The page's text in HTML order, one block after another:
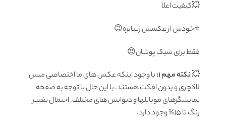
💥کیفیت اعلا
⭐️خودش از عکسش زیباتره😉
فقط برای شیک پوشان😍
💥نکته مهم 1: با وجود اینکه عکس های ما اختصاصی میس
لاکچری و بدون افکت هستند. با این حال با توجه به صفحه
نمایشگرهای موبایلها و دیوایس های مختلف، احتمال تغییر
رنگ تا 15% وجود دارد.